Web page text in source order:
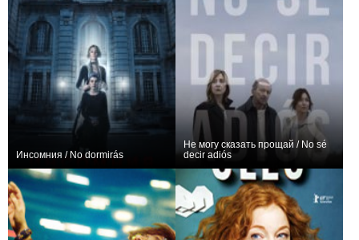
Инсомния / No dormirás
Не могу сказать прощай / No sé
decir adiós